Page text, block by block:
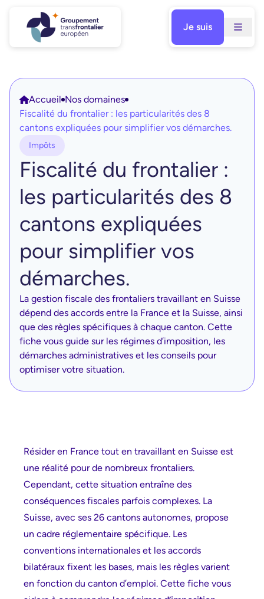
contenu
Je suis
Accueil Nos domaines
Fiscalité du frontalier : les particularités des 8
cantons expliquées pour simplifier vos démarches.
Impôts
Fiscalité du frontalier :
les particularités des 8
cantons expliquées
pour simplifier vos
démarches.
La gestion fiscale des frontaliers travaillant en Suisse
dépend des accords entre la France et la Suisse, ainsi
que des règles spécifiques à chaque canton. Cette
fiche vous guide sur les régimes d’imposition, les
démarches administratives et les conseils pour
optimiser votre situation.
Résider en France tout en travaillant en Suisse est
une réalité pour de nombreux frontaliers.
Cependant, cette situation entraîne des
conséquences fiscales parfois complexes. La
Suisse, avec ses 26 cantons autonomes, propose
un cadre réglementaire spécifique. Les
conventions internationales et les accords
bilatéraux fixent les bases, mais les règles varient
en fonction du canton d’emploi. Cette fiche vous